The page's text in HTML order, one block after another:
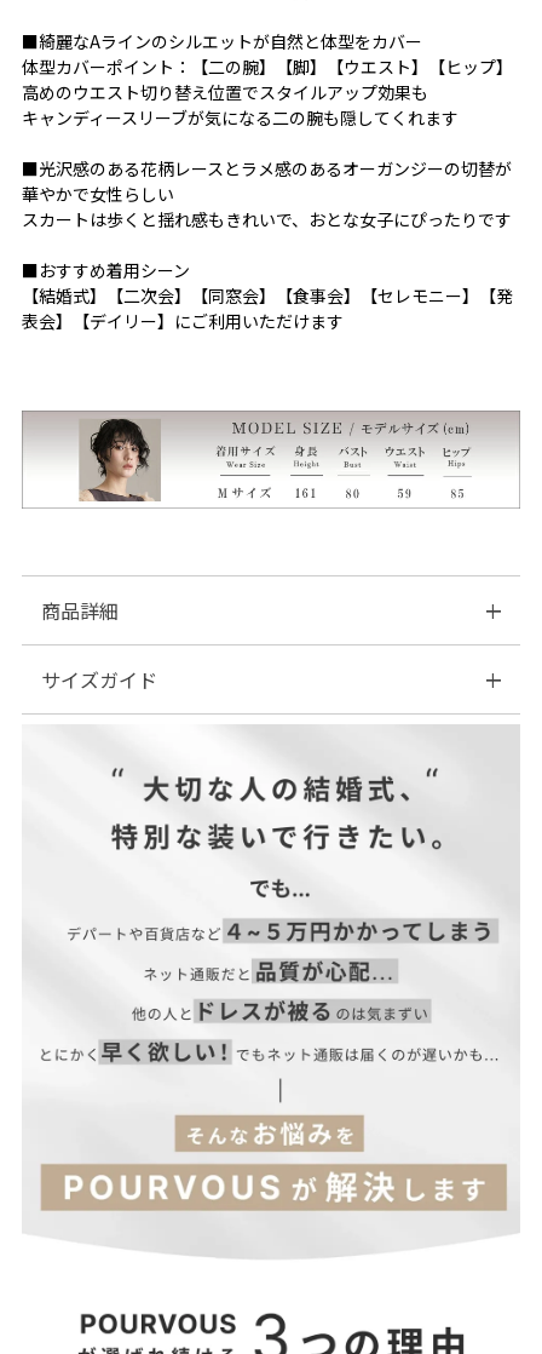
■綺麗なAラインのシルエットが自然と体型をカバー
体型カバーポイント：【二の腕】【脚】【ウエスト】【ヒップ】
高めのウエスト切り替え位置でスタイルアップ効果も
キャンディースリーブが気になる二の腕も隠してくれます
■光沢感のある花柄レースとラメ感のあるオーガンジーの切替が
華やかで女性らしい
スカートは歩くと揺れ感もきれいで、おとな女子にぴったりです
■おすすめ着用シーン
【結婚式】【二次会】【同窓会】【食事会】【セレモニー】【発
表会】【デイリー】にご利用いただけます
商品詳細
■素材：表地...ナイロン100% 裏地、袖...ポリエステル100%
■裏地：あり
※美しいシルエット・デザイン性を重視するため、コンシールフ
ァスナーを使用しています。 そのためウェスト部分でファスナー
の上げ下げ時に引っ掛かりがある場合があります。ご了承くださ
サイズガイド
(cm)
肩幅 バスト
ウエス
ト
ヒップ
周
り
口
M 4644
【当店のサイズガイドはこちら→】